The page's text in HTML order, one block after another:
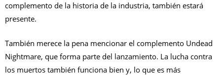
complemento de la historia de la industria, también estará
presente.
También merece la pena mencionar el complemento Undead
Nightmare, que forma parte del lanzamiento. La lucha contra
los muertos también funciona bien y, lo que es más